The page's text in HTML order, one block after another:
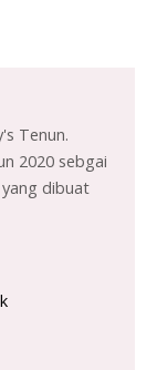
Tenun.
2020 sebgai
dibuat